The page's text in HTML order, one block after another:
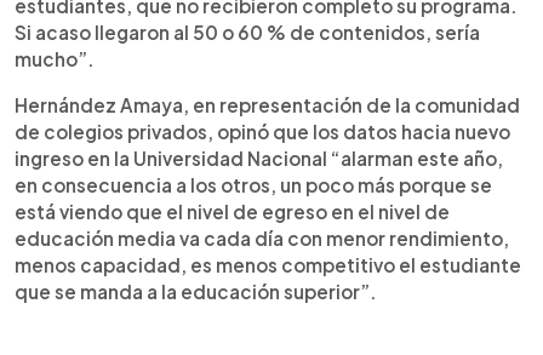
estudiantes, que no recibieron completo su programa.
Si acaso llegaron al 50 o 60 % de contenidos, sería
mucho”.
Hernández Amaya, en representación de la comunidad
de colegios privados, opinó que los datos hacia nuevo
ingreso en la Universidad Nacional “alarman este año,
en consecuencia a los otros, un poco más porque se
está viendo que el nivel de egreso en el nivel de
educación media va cada día con menor rendimiento,
menos capacidad, es menos competitivo el estudiante
que se manda a la educación superior”.